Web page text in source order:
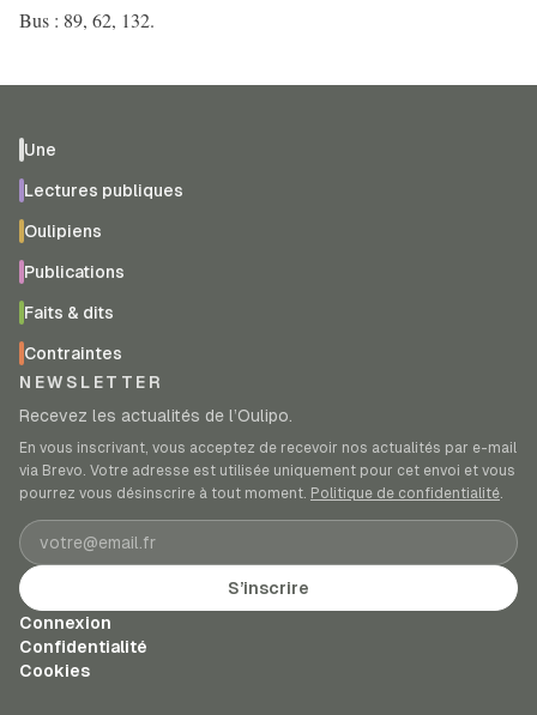
Bus : 89, 62, 132.
Une
Lectures publiques
Oulipiens
Publications
Faits & dits
Contraintes
NEWSLETTER
Recevez les actualités de l’Oulipo.
En vous inscrivant, vous acceptez de recevoir nos actualités par e-mail
via Brevo. Votre adresse est utilisée uniquement pour cet envoi et vous
pourrez vous désinscrire à tout moment. Politique de confidentialité.
Adresse e-mail
S’inscrire
Connexion
Confidentialité
Cookies